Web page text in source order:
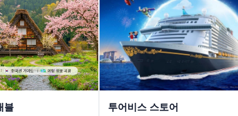
블 투어비스 스토어